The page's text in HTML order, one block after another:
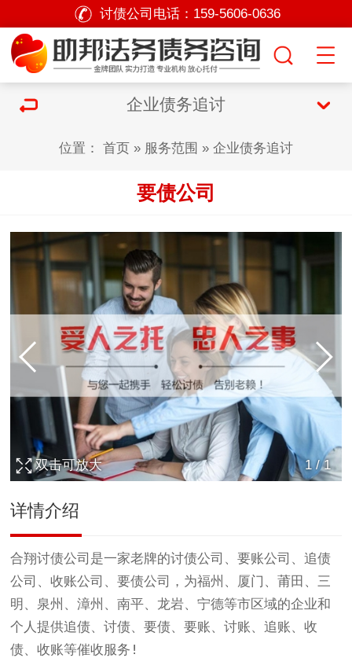
讨债公司电话： 159-5606-0636
企业债务追讨
位置： 首页 » 服务范围 » 企业债务追讨
要债公司
1/1
双击可放大
详情介绍
合翔讨债公司 是一家老牌的讨债公司、要账公司、追债
公司、收账公司、要债公司 ，为福州、厦门、莆田、三
明、泉州、漳州、南平、龙岩、宁德等市区域的企业和
个人提供追债、讨债、要债、要账、讨账、追账、收
债、收账等催收服务!